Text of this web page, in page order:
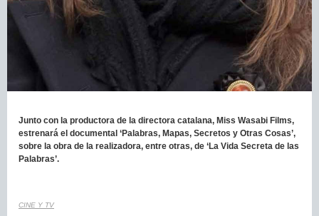
Junto con la productora de la directora catalana, Miss Wasabi Films,
estrenará el documental ‘Palabras, Mapas, Secretos y Otras Cosas’,
sobre la obra de la realizadora, entre otras, de ‘La Vida Secreta de las
Palabras’.
CINE Y TV